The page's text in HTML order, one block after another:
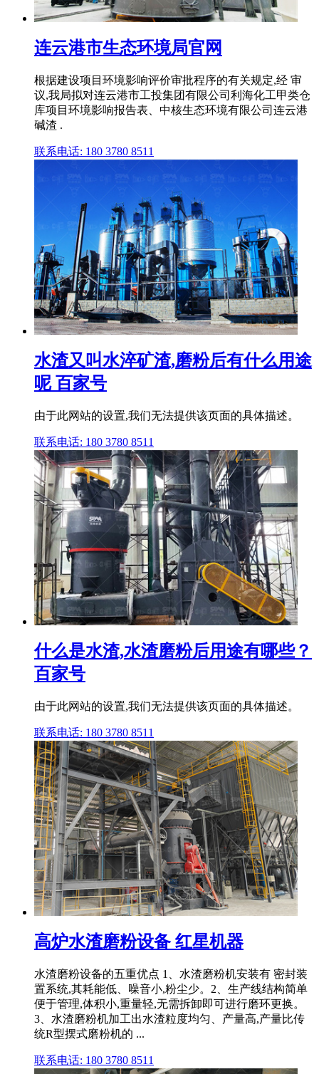
连云港市生态环境局官网
根据建设项目环境影响评价审批程序的有关规定,经 审
议,我局拟对连云港市工投集团有限公司利海化工甲类仓
库项目环境影响报告表、中核生态环境有限公司连云港
碱渣 .
联系电话: 180 3780 8511
水渣又叫水淬矿渣,磨粉后有什么用途
呢 百家号
由于此网站的设置,我们无法提供该页面的具体描述。
联系电话: 180 3780 8511
什么是水渣,水渣磨粉后用途有哪些？
百家号
由于此网站的设置,我们无法提供该页面的具体描述。
联系电话: 180 3780 8511
高炉水渣磨粉设备 红星机器
水渣磨粉设备的五重优点 1、水渣磨粉机安装有 密封装
置系统,其耗能低、噪音小,粉尘少。2、生产线结构简单
便于管理,体积小,重量轻,无需拆卸即可进行磨环更换。
3、水渣磨粉机加工出水渣粒度均匀、产量高,产量比传
统R型摆式磨粉机的 ...
联系电话: 180 3780 8511